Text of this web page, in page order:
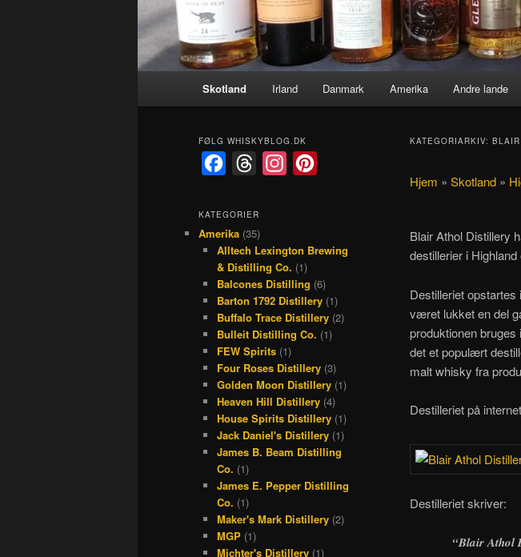
Skotland Irland Danmark Amerika Andre lande
KATEGORIARKIV:
Hjem » Skotland »
Blair Athol Distillery
destillerier i
Destilleriet
været lukket en del
produktionen
det et populært
malt whisky fra
Destilleriet på
Destilleriet skriver:
“Blair Athol
FØLG WHISKYBLOG.DK
c
e
b
o
o
k
r
e
a
d
s
a
g
r
a
m
e
r
e
s
KATEGORIER
Amerika (35)
Alltech Lexington Brewing
& Distilling Co. (1)
Balcones Distilling (6)
Barton 1792 Distillery(1)
Buffalo Trace Distillery(2)
Bulleit Distilling Co. (1)
FEW Spirits(1)
Four Roses Distillery(3)
Golden Moon Distillery(1)
Heaven Hill Distillery(4)
House Spirits Distillery(1)
Jack Daniel's Distillery(1)
James B. Beam Distilling
Co. (1)
James E. Pepper Distilling
Co. (1)
Maker's Mark Distillery(2)
MGP(1)
Michter's Distillery(1)